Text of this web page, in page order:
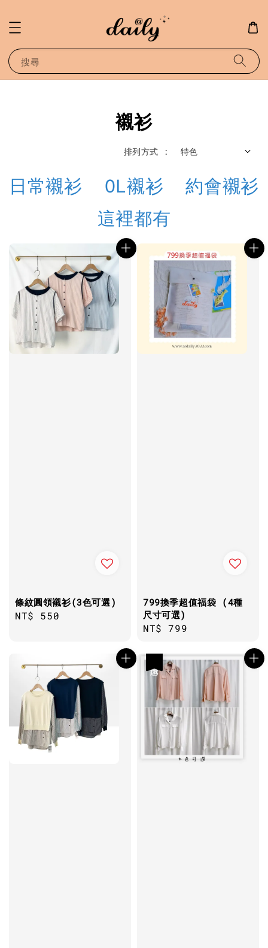
搜尋
襯衫
排列方式 :
日常襯衫 OL襯衫 約會襯衫
這裡都有
條紋圓領襯衫(3色可選)
Regular
NT$ 550
799換季超值福袋 (4種
尺寸可選)
Regular
NT$ 799